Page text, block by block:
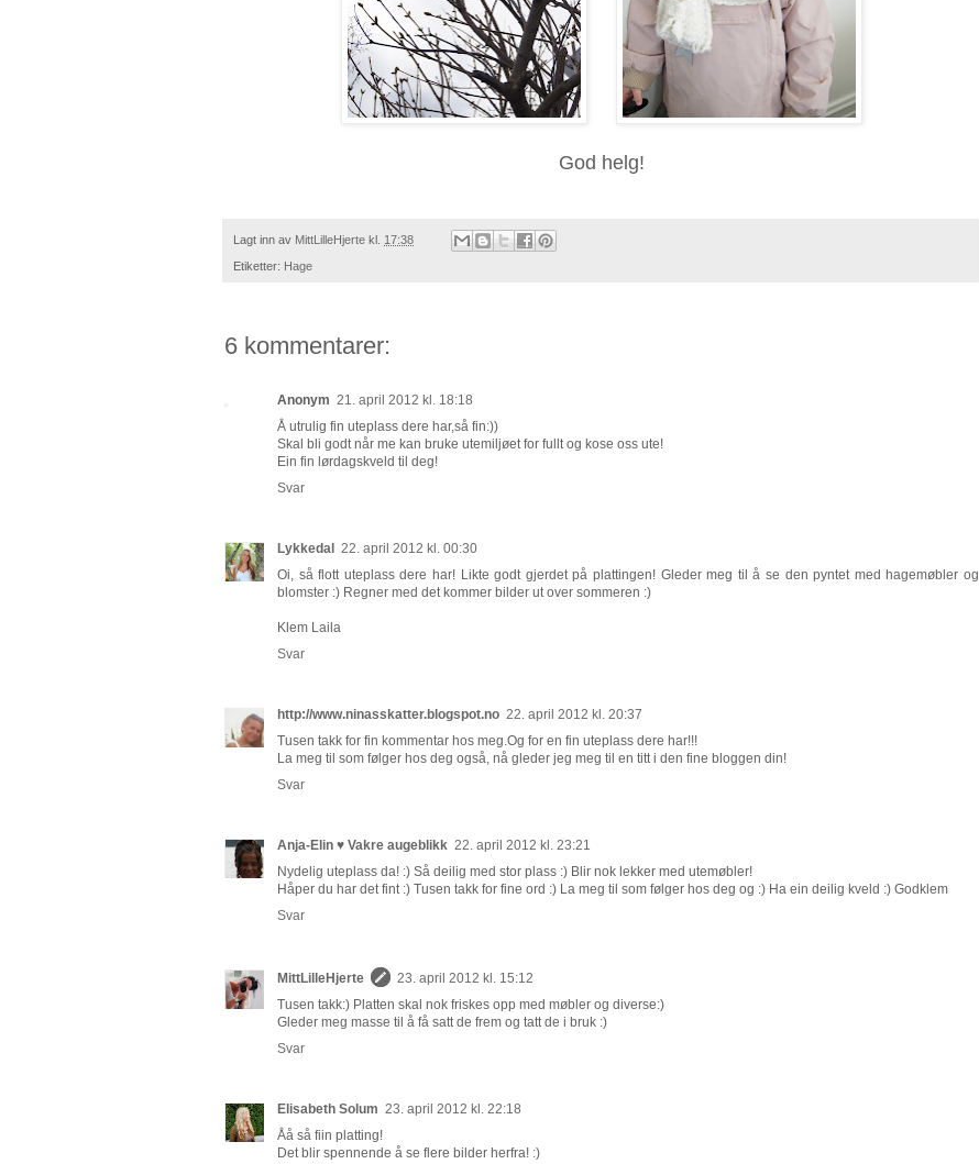
God helg!
Lagt inn av MittLilleHjerte kl. 17:38
Etiketter: Hage
6 kommentarer:
Anonym 21. april 2012 kl. 18:18
Å utrulig fin uteplass dere har,så fin:))
Skal bli godt når me kan bruke utemiljøet for fullt og kose oss ute!
Ein fin lørdagskveld til deg!
Svar
Lykkedal
22. april 2012 kl. 00:30
Oi, så flott uteplass dere har! Likte godt gjerdet på plattingen! Gleder meg til å se den pyntet med hagemøbler og
blomster :) Regner med det kommer bilder ut over sommeren :)
Klem Laila
Svar
http://www.ninasskatter.blogspot.no 22. april 2012 kl. 20:37
Tusen takk for fin kommentar hos meg.Og for en fin uteplass dere har!!!
La meg til som følger hos deg også, nå gleder jeg meg til en titt i den fine bloggen din!
Svar
Anja-Elin ♥ Vakre augeblikk 22. april 2012 kl. 23:21
Nydelig uteplass da! :) Så deilig med stor plass :) Blir nok lekker med utemøbler!
Håper du har det fint :) Tusen takk for fine ord :) La meg til som følger hos deg og :) Ha ein deilig kveld :) Godklem
Svar
MittLilleHjerte
23. april 2012 kl. 15:12
Tusen takk:) Platten skal nok friskes opp med møbler og diverse:)
Gleder meg masse til å få satt de frem og tatt de i bruk :)
Svar
Elisabeth Solum 23. april 2012 kl. 22:18
Åå så fiin platting!
Det blir spennende å se flere bilder herfra! :)